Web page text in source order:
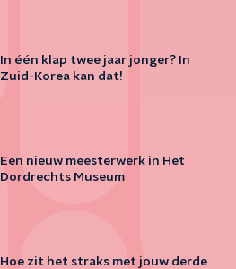
In één klap twee jaar jonger? In
Zuid-Korea kan dat!
Een nieuw meesterwerk in Het
Dordrechts Museum
Hoe zit het straks met jouw derde